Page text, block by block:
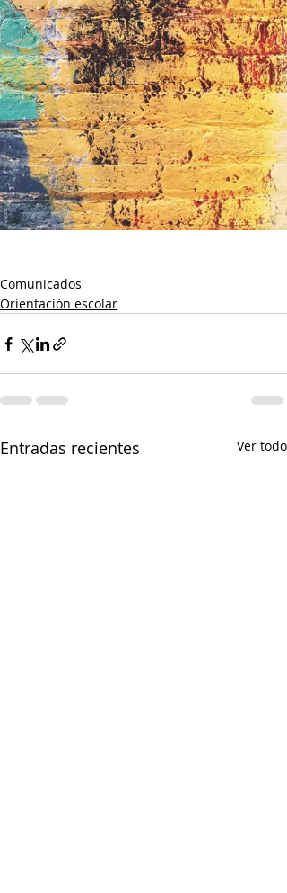
Comunicados
Orientación escolar
Entradas recientes Ver todo